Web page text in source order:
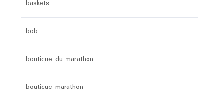
baskets
bob
boutique du marathon
boutique marathon